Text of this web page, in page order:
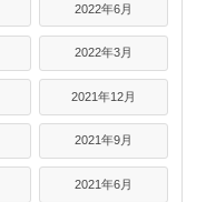
2022年6月
2022年3月
2021年12月
2021年9月
2021年6月